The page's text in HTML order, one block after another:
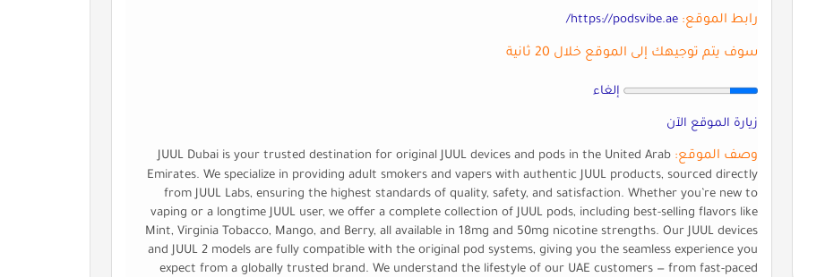
رابط الموقع: https://podsvibe.ae/
سوف يتم توجيهك إلى الموقع خلال 20 ثانية
إلغاء
زيارة الموقع الآن
وصف الموقع: JUUL Dubai is your trusted destination for original JUUL devices and pods in the United Arab
Emirates. We specialize in providing adult smokers and vapers with authentic JUUL products, sourced directly
from JUUL Labs, ensuring the highest standards of quality, safety, and satisfaction. Whether you’re new to
vaping or a longtime JUUL user, we offer a complete collection of JUUL pods, including best-selling flavors like
Mint, Virginia Tobacco, Mango, and Berry, all available in 18mg and 50mg nicotine strengths. Our JUUL devices
and JUUL 2 models are fully compatible with the original pod systems, giving you the seamless experience you
expect from a globally trusted brand. We understand the lifestyle of our UAE customers — from fast-paced